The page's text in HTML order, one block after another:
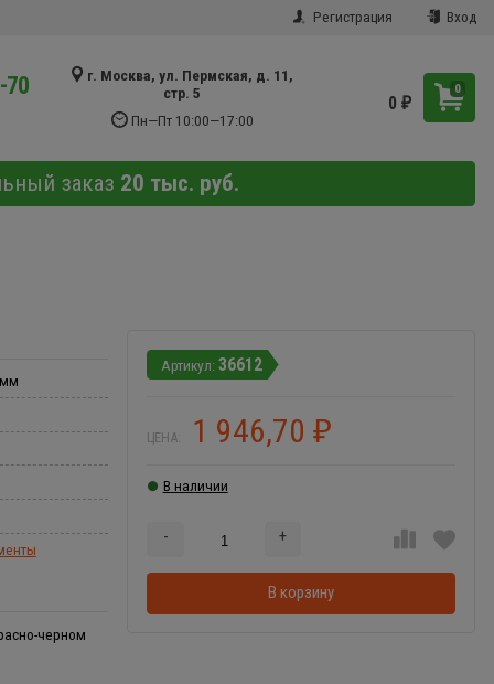
Регистрация Вход
70
г. Москва, ул. Пермская, д. 11,
стр. 5
Пн—Пт 10:00—17:00
0
0₽
заказ 20 тыс. руб.
36612
ЦЕНА: 1 946,70₽
В наличии
- +
В корзину
черном